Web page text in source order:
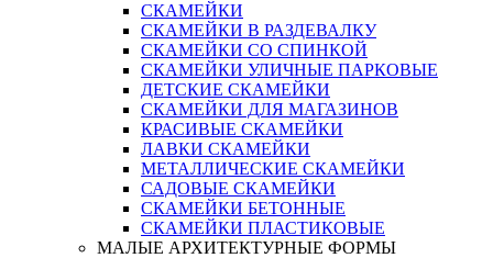
СКАМЕЙКИ
СКАМЕЙКИ В РАЗДЕВАЛКУ
СКАМЕЙКИ СО СПИНКОЙ
СКАМЕЙКИ УЛИЧНЫЕ ПАРКОВЫЕ
ДЕТСКИЕ СКАМЕЙКИ
СКАМЕЙКИ ДЛЯ МАГАЗИНОВ
КРАСИВЫЕ СКАМЕЙКИ
ЛАВКИ СКАМЕЙКИ
МЕТАЛЛИЧЕСКИЕ СКАМЕЙКИ
САДОВЫЕ СКАМЕЙКИ
СКАМЕЙКИ БЕТОННЫЕ
СКАМЕЙКИ ПЛАСТИКОВЫЕ
МАЛЫЕ АРХИТЕКТУРНЫЕ ФОРМЫ